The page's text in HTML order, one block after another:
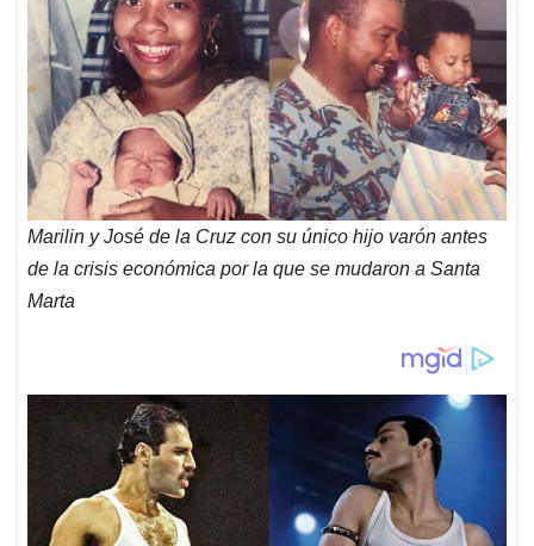
Marilin y José de la Cruz con su único hijo varón antes
de la crisis económica por la que se mudaron a Santa
Marta